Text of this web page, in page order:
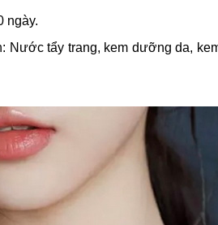
ngày.
Nước tẩy trang, kem dưỡng da,